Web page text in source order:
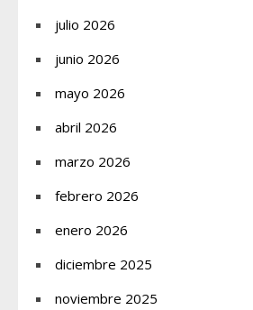
julio 2026
junio 2026
mayo 2026
abril 2026
marzo 2026
febrero 2026
enero 2026
diciembre 2025
noviembre 2025